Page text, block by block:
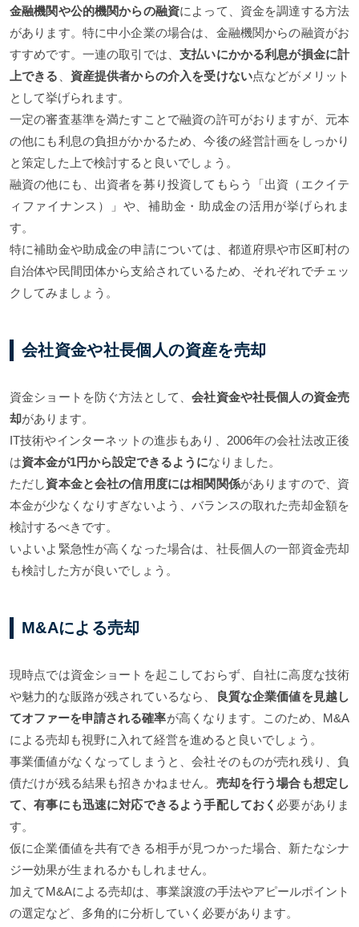
金融機関や公的機関からの融資によって、資金を調達する方法
があります。特に中小企業の場合は、金融機関からの融資がお
すすめです。一連の取引では、支払いにかかる利息が損金に計
上できる
資産提供者からの介入を受けない点などがメリット
として挙げられます。
一定の審査基準を満たすことで融資の許可がおりますが、元本
の他にも利息の負担がかかるため、今後の経営計画をしっかり
と策定した上で検討すると良いでしょう。
融資の他にも、出資者を募り投資してもらう「出資（エクイテ
ィファイナンス）」や、補助金・助成金の活用が挙げられま
す。
特に補助金や助成金の申請については、都道府県や市区町村の
自治体や民間団体から支給されているため、それぞれでチェッ
クしてみましょう。
会社資金や社長個人の資産を売却
資金ショートを防ぐ方法として、会社資金や社長個人の資金売
却があります。
IT技術やインターネットの進歩もあり、2006年の会社法改正後
は資本金が1円から設定できるようになりました。
ただし資本金と会社の信用度には相関関係がありますので、資
本金が少なくなりすぎないよう、バランスの取れた売却金額を
検討するべきです。
いよいよ緊急性が高くなった場合は、社長個人の一部資金売却
も検討した方が良いでしょう。
M&Aによる売却
現時点では資金ショートを起こしておらず、自社に高度な技術
や魅力的な販路が残されているなら、
良質な企業価値を見越し
てオファーを申請される確率が高くなります。このため、M&A
による売却も視野に入れて経営を進めると良いでしょう。
事業価値がなくなってしまうと、会社そのものが売れ残り、負
債だけが残る結果も招きかねません。 売却を行う場合も想定し
て、有事にも迅速に対応できるよう手配しておく 必要がありま
す。
仮に企業価値を共有できる相手が見つかった場合、新たなシナ
ジー効果が生まれるかもしれません。
加えてM&Aによる売却は、事業譲渡の手法やアピールポイント
の選定など、多角的に分析していく必要があります。